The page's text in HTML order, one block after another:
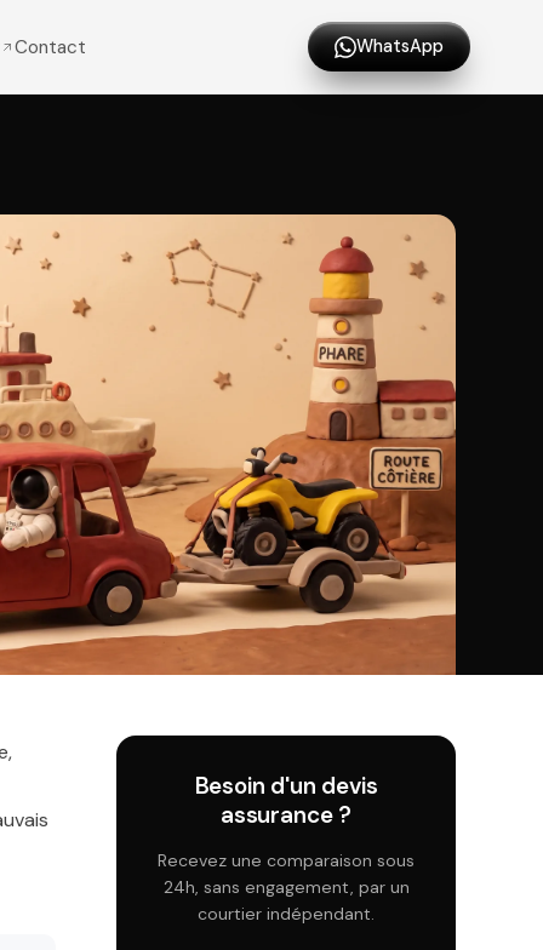
Contact WhatsApp
Besoin d'un devis
assurance ?
Recevez une comparaison sous
24h, sans engagement, par un
courtier indépendant.